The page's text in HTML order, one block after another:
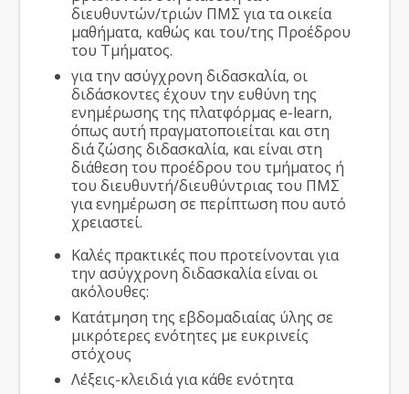
διευθυντών/τριών ΠΜΣ για τα οικεία
μαθήματα, καθώς και του/της Προέδρου
του Τμήματος.
για την ασύγχρονη διδασκαλία, οι
διδάσκοντες έχουν την ευθύνη της
ενημέρωσης της πλατφόρμας e-learn,
όπως αυτή πραγματοποιείται και στη
διά ζώσης διδασκαλία, και είναι στη
διάθεση του προέδρου του τμήματος ή
του διευθυντή/διευθύντριας του ΠΜΣ
για ενημέρωση σε περίπτωση που αυτό
χρειαστεί.
Καλές πρακτικές που προτείνονται για
την ασύγχρονη διδασκαλία είναι οι
ακόλουθες:
Κατάτμηση της εβδομαδιαίας ύλης σε
μικρότερες ενότητες με ευκρινείς
στόχους
Λέξεις-κλειδιά για κάθε ενότητα